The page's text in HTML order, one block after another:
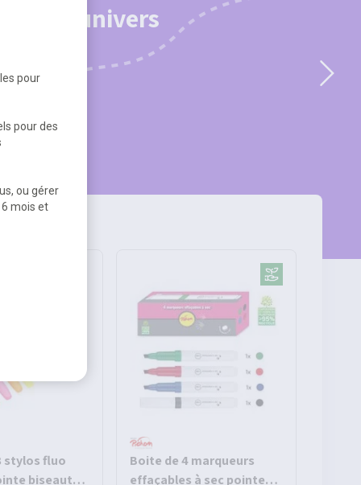
de l'univers
stylos fluo
biseautée
Boite de 4 marqueurs
effaçables à sec pointe
pour
pour des
ou gérer
mois et